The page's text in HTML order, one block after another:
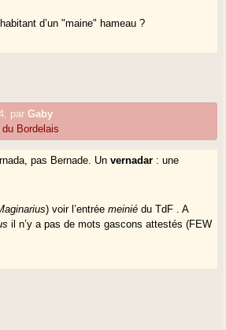
d’un "maine" hameau ?
parGaby
Bordelais
pas Bernade. Unvernadar : une
) voir l’entréemeinié du TdF . A
il n’y a pas de mots gascons attestés (FEW